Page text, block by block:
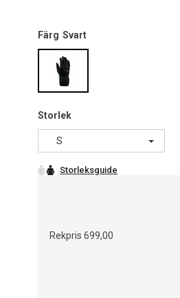
Färg Svart
Storlek
S
Rekpris699,00